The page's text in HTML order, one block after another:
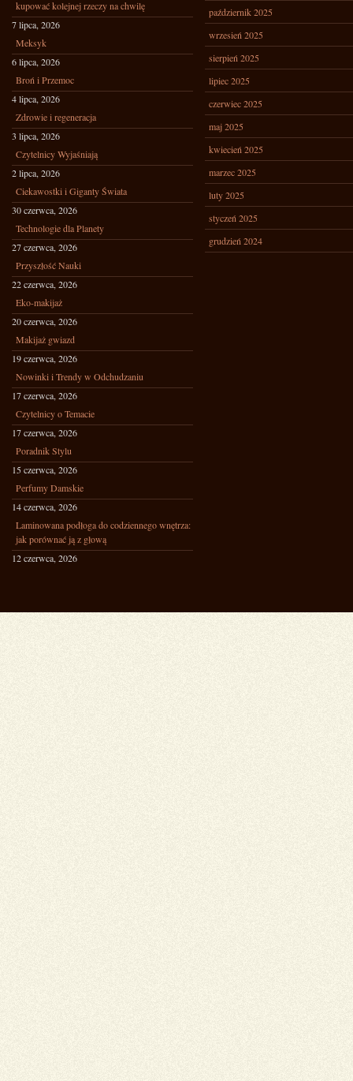
kupować kolejnej rzeczy na chwilę
7 lipca, 2026
Meksyk
6 lipca, 2026
Broń i Przemoc
4 lipca, 2026
Zdrowie i regeneracja
3 lipca, 2026
Czytelnicy Wyjaśniają
2 lipca, 2026
Ciekawostki i Giganty Świata
30 czerwca, 2026
Technologie dla Planety
27 czerwca, 2026
Przyszłość Nauki
22 czerwca, 2026
Eko-makijaż
20 czerwca, 2026
Makijaż gwiazd
19 czerwca, 2026
Nowinki i Trendy w Odchudzaniu
17 czerwca, 2026
Czytelnicy o Temacie
17 czerwca, 2026
Poradnik Stylu
15 czerwca, 2026
Perfumy Damskie
14 czerwca, 2026
Laminowana podłoga do codziennego wnętrza:
jak porównać ją z głową
12 czerwca, 2026
październik 2025
wrzesień 2025
sierpień 2025
lipiec 2025
czerwiec 2025
maj 2025
kwiecień 2025
marzec 2025
luty 2025
styczeń 2025
grudzień 2024